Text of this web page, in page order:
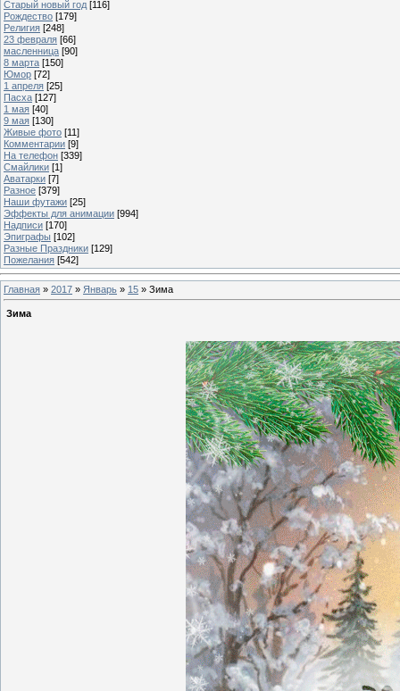
Старый новый год [116]
Рождество [179]
Религия [248]
23 февраля [66]
масленница [90]
8 марта [150]
Юмор [72]
1 апреля [25]
Пасха [127]
1 мая [40]
9 мая [130]
Живые фото [11]
Комментарии [9]
На телефон [339]
Смайлики [1]
Аватарки [7]
Разное [379]
Наши футажи [25]
Эффекты для анимации [994]
Надписи [170]
Эпиграфы [102]
Разные Праздники [129]
Пожелания [542]
Главная » 2017 » Январь » 15 » Зима
Зима